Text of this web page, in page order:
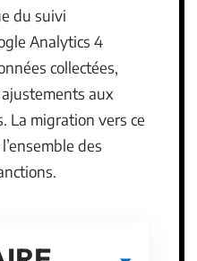
du suivi
Analytics 4
collectées,
aux
La migration vers ce
des